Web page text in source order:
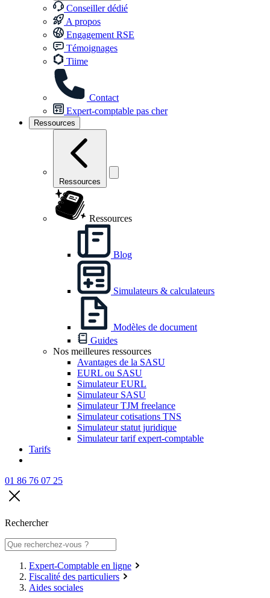
Conseiller dédié
A propos
Engagement RSE
Témoignages
Tiime
Contact
Expert-comptable pas cher
Ressources
Ressources
Ressources
Blog
Simulateurs & calculateurs
Modèles de document
Guides
Nos meilleures ressources
Avantages de la SASU
EURL ou SASU
Simulateur EURL
Simulateur SASU
Simulateur TJM freelance
Simulateur cotisations TNS
Simulateur statut juridique
Simulateur tarif expert-comptable
Tarifs
01 86 76 07 25
Rechercher
Expert-Comptable en ligne
Fiscalité des particuliers
Aides sociales